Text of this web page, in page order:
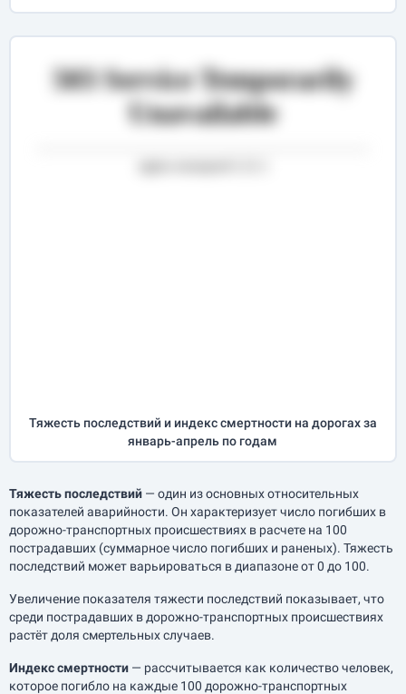
Тяжесть последствий и индекс смертности на дорогах за
январь-апрель по годам
Тяжесть последствий — один из основных относительных
показателей аварийности. Он характеризует число погибших в
дорожно-транспортных происшествиях в расчете на 100
пострадавших (суммарное число погибших и раненых). Тяжесть
последствий может варьироваться в диапазоне от 0 до 100.
Увеличение показателя тяжести последствий показывает, что
среди пострадавших в дорожно-транспортных происшествиях
растёт доля смертельных случаев.
Индекс смертности — рассчитывается как количество человек,
которое погибло на каждые 100 дорожно-транспортных